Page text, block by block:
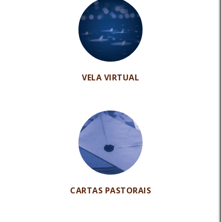
VELA VIRTUAL
CARTAS PASTORAIS